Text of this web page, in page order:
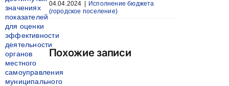
04.04.2024
Исполнение бюджета
(городское поселение)
Похожие записи
значениях
показателей
для оценки
эффективности
деятельности
органов
местного
самоуправления
муниципального